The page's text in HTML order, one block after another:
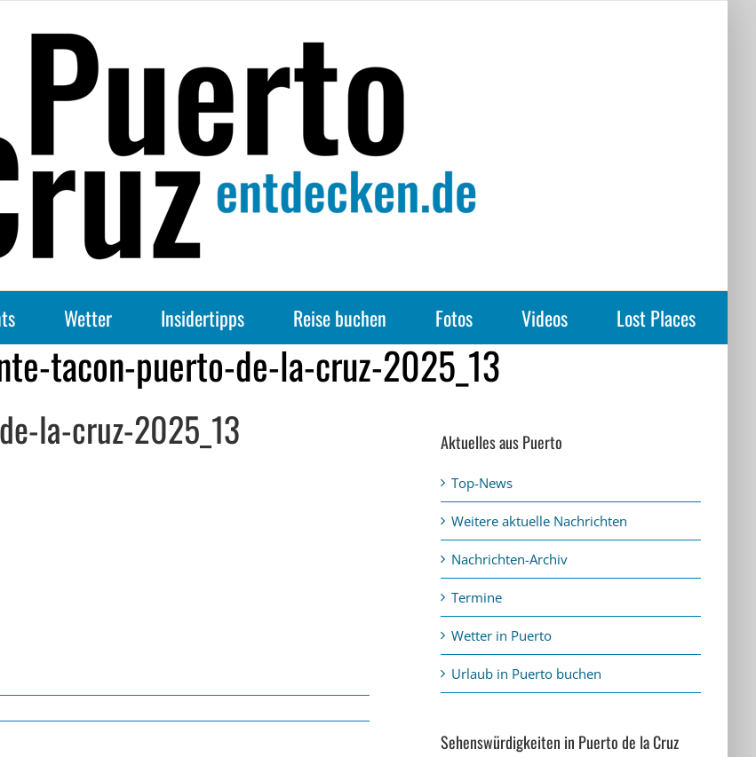
Wetter Insidertipps Reise buchen Fotos Videos Lost Places
tacon-puerto-de-la-cruz-2025_13
la-cruz-2025_13 Aktuelles aus Puerto
Top-News
Weitere aktuelle Nachrichten
Nachrichten-Archiv
Termine
Wetter in Puerto
Urlaub in Puerto buchen
Sehenswürdigkeiten in Puerto de la Cruz